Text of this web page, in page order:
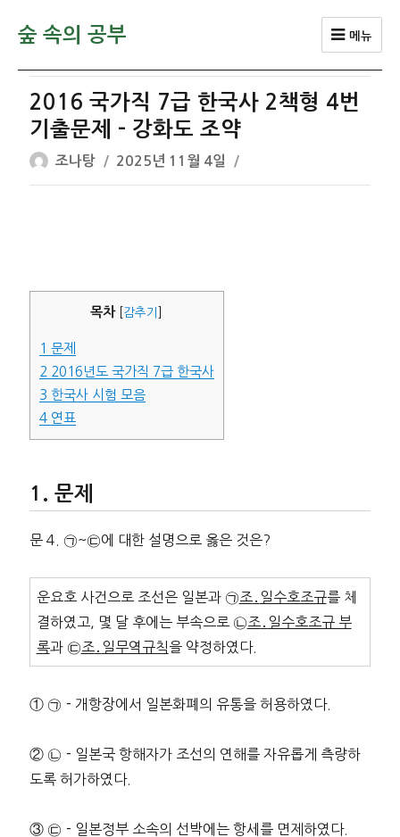
숲 속의 공부 메뉴
2016 국가직 7급 한국사 2책형 4번
기출문제 – 강화도 조약
글
쓴
조나탕
작
성
2025년 11월 4일
목차 감추기
1 문제
2 2016년도 국가직 7급 한국사
3 한국사 시험 모음
4연표
문제
문 4. ㉠~㉢에 대한 설명으로 옳은 것은?
운요호 사건으로 조선은 일본과 ㉠조 일수호조규를 체
결하였고, 몇 달 후에는 부속으로 ㉡조
일수호조규 부
록과 ㉢조 일무역규칙을 약정하였다.
① ㉠－개항장에서 일본화폐의 유통을 허용하였다.
② ㉡－일본국 항해자가 조선의 연해를 자유롭게 측량하
도록 허가하였다.
③ ㉢－일본정부 소속의 선박에는 항세를 면제하였다.